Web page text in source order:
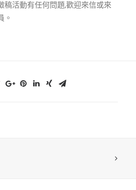
稿活動有任何問題,歡迎來信或來
。